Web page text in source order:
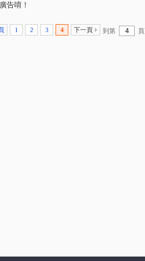
告唷！
1 2 3 4 下一頁 到第 頁